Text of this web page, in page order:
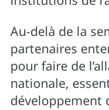
Au-delà de la
partenaires
pour faire de
nationale,
développement